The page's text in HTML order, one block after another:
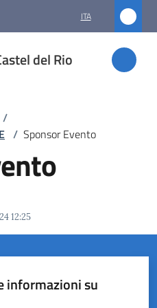
ITA
del Rio
/
/ Sponsor Evento
12:25
informazioni su